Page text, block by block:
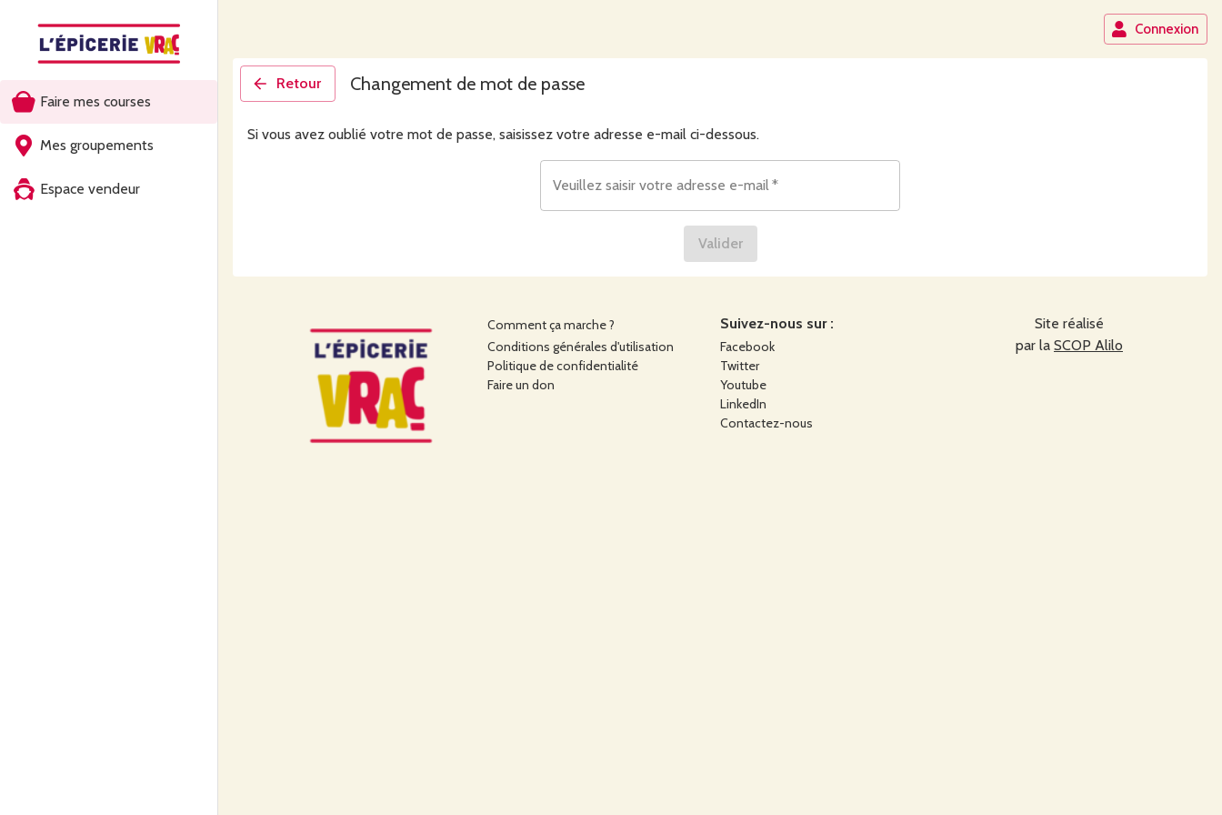
Faire mes courses
Mes groupements
Espace vendeur
Connexion
Retour Changement de mot de passe
Si vous avez oublié votre mot de passe, saisissez votre adresse e-mail ci-dessous.
Veuillez saisir votre adresse e-mail*
Valider
Comment ça marche ?
Conditions générales d'utilisation
Politique de confidentialité
Faire un don
Suivez-nous sur :
Facebook
Twitter
Youtube
LinkedIn
Contactez-nous
Site réalisé
par la SCOP Alilo